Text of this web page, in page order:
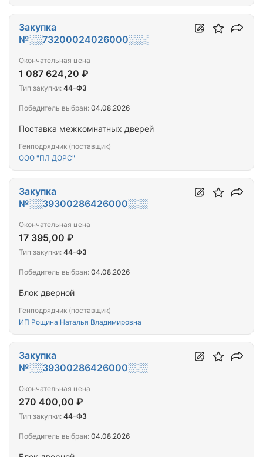
Поставка межкомнатных дверей
Генподрядчик (поставщик)
ООО "ПЛ ДОРС"
Закупка
№░░73200024026000░░░
Окончательная цена
1 087 624,20 ₽
Тип закупки: 44-ФЗ
Победитель выбран: 04.08.2026
Блок дверной
Генподрядчик (поставщик)
ИП Рощина Наталья Владимировна
Закупка
№░░39300286426000░░░
Окончательная цена
17 395,00 ₽
Тип закупки: 44-ФЗ
Победитель выбран: 04.08.2026
Закупка
№░░39300286426000░░░
Окончательная цена
270 400,00 ₽
Тип закупки: 44-ФЗ
Победитель выбран: 04.08.2026